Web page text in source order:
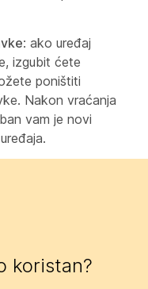
: ako uređaj
izgubit ćete
poništiti
Nakon vraćanja
vam je novi
koristan?